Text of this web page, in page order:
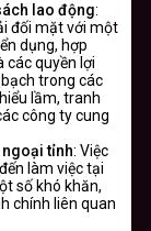
lao động:
đối mặt với một
dụng, hợp
các quyền lợi
trong các
lầm, tranh
công ty cung
tỉnh: Việc
làm việc tại
số khó khăn,
chính liên quan